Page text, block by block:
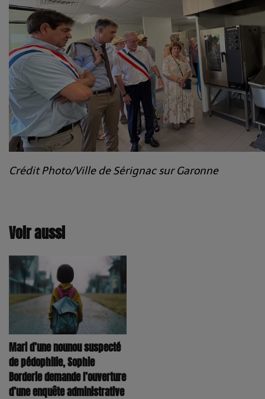
Crédit Photo/Ville de Sérignac sur Garonne
Voir aussi
Mari d’une nounou suspecté
de pédophilie, Sophie
Borderie demande l’ouverture
d’une enquête administrative